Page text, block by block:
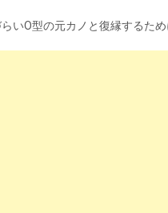
いO型の元カノと復縁するた